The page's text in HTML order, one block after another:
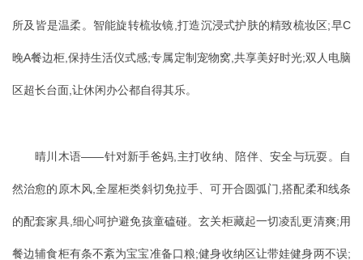
所及皆是温柔。智能旋转梳妆镜,打造沉浸式护肤的精致梳妆区;早C
晚A餐边柜,保持生活仪式感;专属定制宠物窝,共享美好时光;双人电脑
区超长台面,让休闲办公都自得其乐。
晴川木语——针对新手爸妈,主打收纳、陪伴、安全与玩耍。自
然治愈的原木风,全屋柜类斜切免拉手、可开合圆弧门,搭配柔和线条
的配套家具,细心呵护避免孩童磕碰。玄关柜藏起一切凌乱更清爽;用
餐边辅食柜有条不紊为宝宝准备口粮;健身收纳区让带娃健身两不误;